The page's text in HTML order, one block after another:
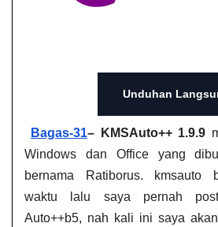
Unduhan
Bagas-31– KMSAuto++ 1.9.9
Windows dan Office yang
bernama Ratiborus. kmsauto
waktu lalu saya pernah
Auto++b5, nah kali ini saya